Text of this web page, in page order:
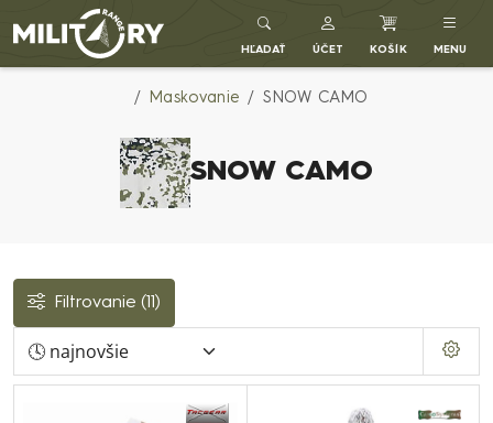
Army shop MILITARY RANGE SK
HĽADAŤ ÚČET KOŠÍK MENU
Maskovanie SNOW CAMO
SNOW CAMO
Filtrovanie (11)